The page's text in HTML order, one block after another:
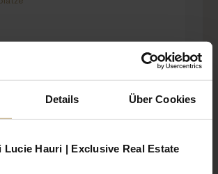
Details Über Cookies
Lucie Hauri | Exclusive Real Estate